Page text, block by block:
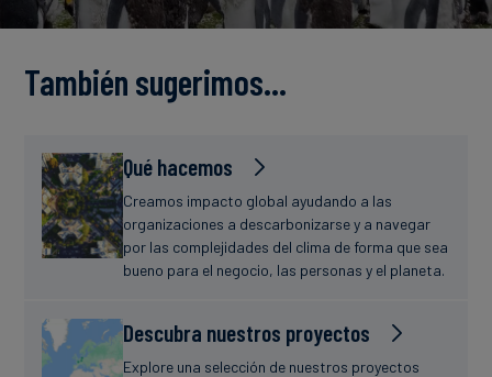
Finanzas
estudio
Noticias
También sugerimos…
Qué hacemos
Creamos impacto global ayudando a las
organizaciones a descarbonizarse y a navegar
por las complejidades del clima de forma que sea
bueno para el negocio, las personas y el planeta.
Descubra nuestros proyectos
Explore una selección de nuestros proyectos